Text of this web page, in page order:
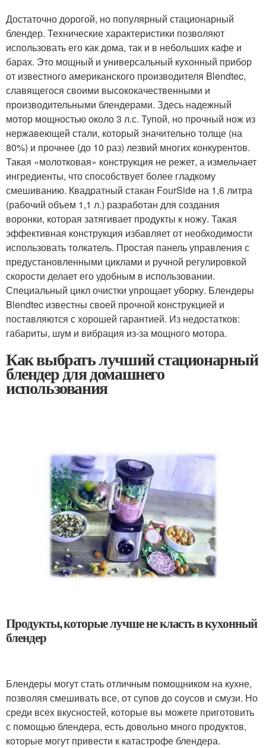
Достаточно дорогой, но популярный стационарный
блендер. Технические характеристики позволяют
использовать его как дома, так и в небольших кафе и
барах. Это мощный и универсальный кухонный прибор
от известного американского производителя Blendtec,
славящегося своими высококачественными и
производительными блендерами. Здесь надежный
мотор мощностью около 3 л.с. Тупой, но прочный нож из
нержавеющей стали, который значительно толще (на
80%) и прочнее (до 10 раз) лезвий многих конкурентов.
Такая «молотковая» конструкция не режет, а измельчает
ингредиенты, что способствует более гладкому
смешиванию. Квадратный стакан FourSide на 1,6 литра
(рабочий объем 1,1 л.) разработан для создания
воронки, которая затягивает продукты к ножу. Такая
эффективная конструкция избавляет от необходимости
использовать толкатель. Простая панель управления с
предустановленными циклами и ручной регулировкой
скорости делает его удобным в использовании.
Специальный цикл очистки упрощает уборку. Блендеры
Blendtec известны своей прочной конструкцией и
поставляются с хорошей гарантией. Из недостатков:
габариты, шум и вибрация из-за мощного мотора.
Как выбрать лучший стационарный
блендер для домашнего
использования
Продукты, которые лучше не класть в кухонный
блендер
Блендеры могут стать отличным помощником на кухне,
позволяя смешивать все, от супов до соусов и смузи. Но
среди всех вкусностей, которые вы можете приготовить
с помощью блендера, есть довольно много продуктов,
которые могут привести к катастрофе блендера.